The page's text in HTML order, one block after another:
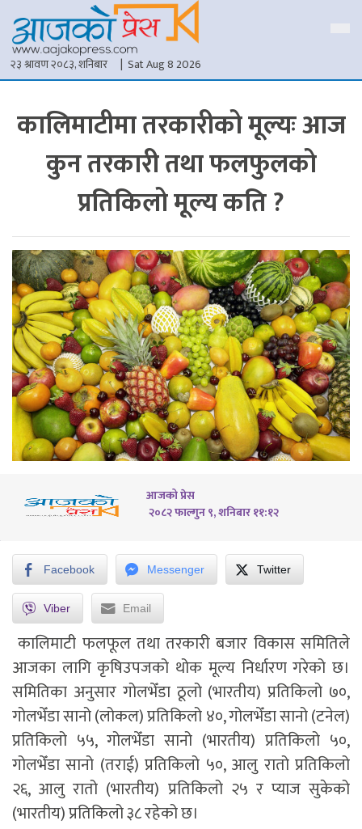
२३ श्रावण २०८३, शनिबार | Sat Aug 8 2026
कालिमाटीमा तरकारीको मूल्यः आज
कुन तरकारी तथा फलफुलको
प्रतिकिलो मूल्य कति ?
आजको प्रेस
२०८२ फाल्गुन ९, शनिबार ११:१२
Facebook Messenger Twitter
Viber Email
कालिमाटी फलफूल तथा तरकारी बजार विकास समितिले
आजका लागि कृषिउपजको थोक मूल्य निर्धारण गरेको छ।
समितिका अनुसार गोलभेँडा ठूलो (भारतीय) प्रतिकिलो ७०,
गोलभेँडा सानो (लोकल) प्रतिकिलो ४०, गोलभेँडा सानो (टनेल)
प्रतिकिलो ५५, गोलभेँडा सानो (भारतीय) प्रतिकिलो ५०,
गोलभेँडा सानो (तराई) प्रतिकिलो ५०, आलु रातो प्रतिकिलो
२६, आलु रातो (भारतीय) प्रतिकिलो २५ र प्याज सुकेको
(भारतीय) प्रतिकिलो ३८ रहेको छ।